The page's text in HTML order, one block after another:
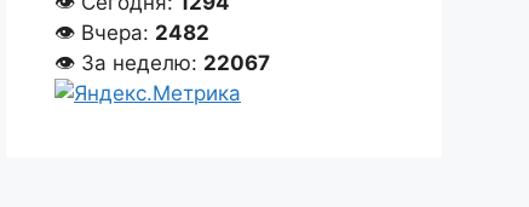
👁 Вчера: 2482
👁 За неделю: 22067